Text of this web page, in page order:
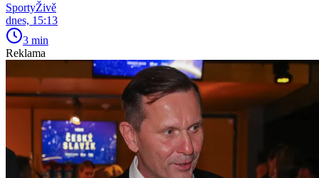
SportyŽivě
dnes, 15:13
3 min
Reklama